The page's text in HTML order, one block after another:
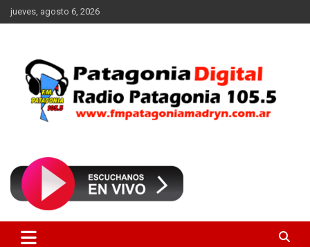
Saltar
al
jueves, agosto 6, 2026
FM Patagonia Madryn